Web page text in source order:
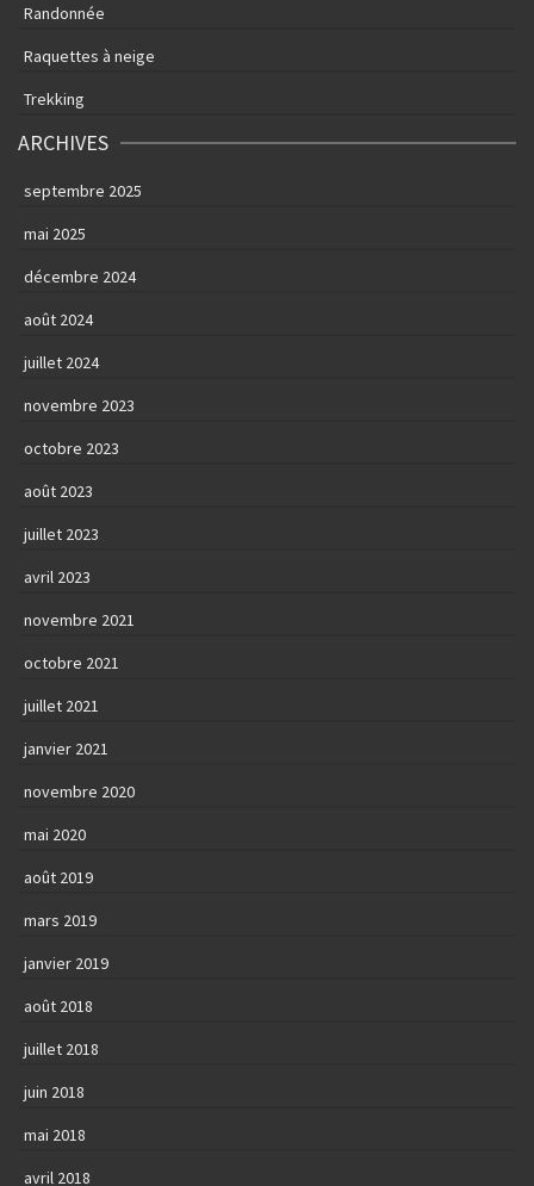
Randonnée
Raquettes à neige
Trekking
ARCHIVES
septembre 2025
mai 2025
décembre 2024
août 2024
juillet 2024
novembre 2023
octobre 2023
août 2023
juillet 2023
avril 2023
novembre 2021
octobre 2021
juillet 2021
janvier 2021
novembre 2020
mai 2020
août 2019
mars 2019
janvier 2019
août 2018
juillet 2018
juin 2018
mai 2018
avril 2018